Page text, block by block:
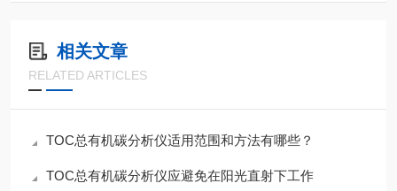
相关文章
RELATED ARTICLES
TOC总有机碳分析仪适用范围和方法有哪些？
TOC总有机碳分析仪应避免在阳光直射下工作